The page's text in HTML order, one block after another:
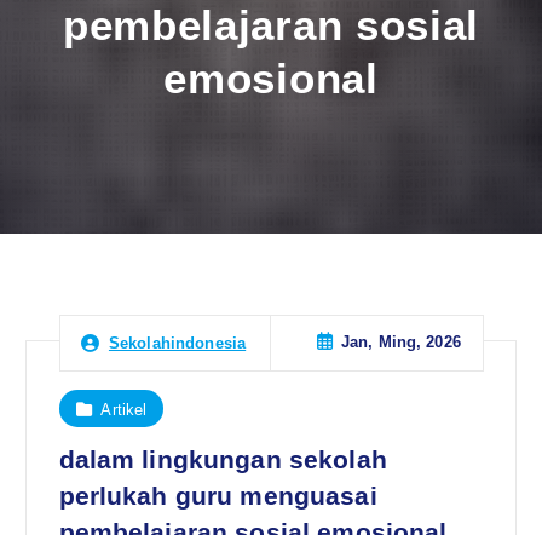
pembelajaran sosial
emosional
Sekolahindonesia Jan, Ming, 2026
Artikel
dalam lingkungan sekolah
perlukah guru menguasai